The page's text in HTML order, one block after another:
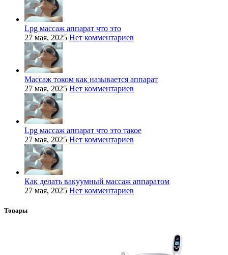
Lpg массаж аппарат что это
27 мая, 2025 Нет комментариев
Массаж током как называется аппарат
27 мая, 2025 Нет комментариев
Lpg массаж аппарат что это такое
27 мая, 2025 Нет комментариев
Как делать вакуумный массаж аппаратом
27 мая, 2025 Нет комментариев
Товары